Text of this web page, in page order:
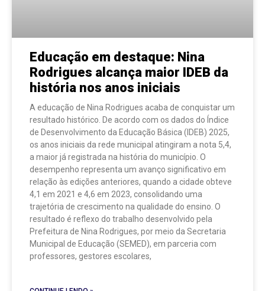
Educação em destaque: Nina
Rodrigues alcança maior IDEB da
história nos anos iniciais
A educação de Nina Rodrigues acaba de conquistar um
resultado histórico. De acordo com os dados do Índice
de Desenvolvimento da Educação Básica (IDEB) 2025,
os anos iniciais da rede municipal atingiram a nota 5,4,
a maior já registrada na história do município. O
desempenho representa um avanço significativo em
relação às edições anteriores, quando a cidade obteve
4,1 em 2021 e 4,6 em 2023, consolidando uma
trajetória de crescimento na qualidade do ensino. O
resultado é reflexo do trabalho desenvolvido pela
Prefeitura de Nina Rodrigues, por meio da Secretaria
Municipal de Educação (SEMED), em parceria com
professores, gestores escolares,